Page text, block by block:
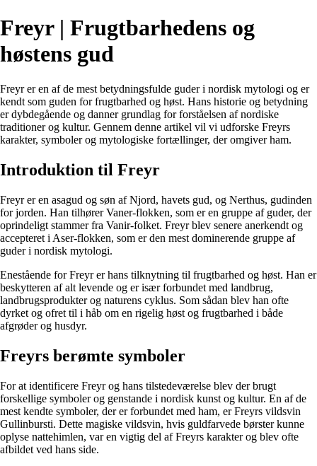
Freyr | Frugtbarhedens og
høstens gud
Freyr er en af ​​de mest betydningsfulde guder i nordisk mytologi og er
kendt som guden for frugtbarhed og høst. Hans historie og betydning
er dybdegående og danner grundlag for forståelsen af ​​nordiske
traditioner og kultur. Gennem denne artikel vil vi udforske Freyrs
karakter, symboler og mytologiske fortællinger, der omgiver ham.
Introduktion til Freyr
Freyr er en asagud og søn af Njord, havets gud, og Nerthus, gudinden
for jorden. Han tilhører Vaner-flokken, som er en gruppe af guder, der
oprindeligt stammer fra Vanir-folket. Freyr blev senere anerkendt og
accepteret i Aser-flokken, som er den mest dominerende gruppe af
guder i nordisk mytologi.
Enestående for Freyr er hans tilknytning til frugtbarhed og høst. Han er
beskytteren af ​​alt levende og er især forbundet med landbrug,
landbrugsprodukter og naturens cyklus. Som sådan blev han ofte
dyrket og ofret til i håb om en rigelig høst og frugtbarhed i både
afgrøder og husdyr.
Freyrs berømte symboler
For at identificere Freyr og hans tilstedeværelse blev der brugt
forskellige symboler og genstande i nordisk kunst og kultur. En af de
mest kendte symboler, der er forbundet med ham, er Freyrs vildsvin
Gullinbursti. Dette magiske vildsvin, hvis guldfarvede børster kunne
oplyse nattehimlen, var en vigtig del af Freyrs karakter og blev ofte
afbildet ved hans side.